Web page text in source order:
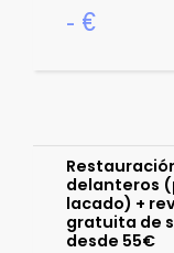
- €
delanteros
lacado) +
gratuita de
desde 55€